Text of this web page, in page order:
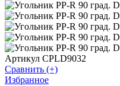
Артикул CPLD9032
Сравнить (+)
Избранное